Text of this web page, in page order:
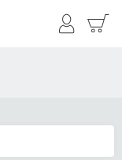
マイペ